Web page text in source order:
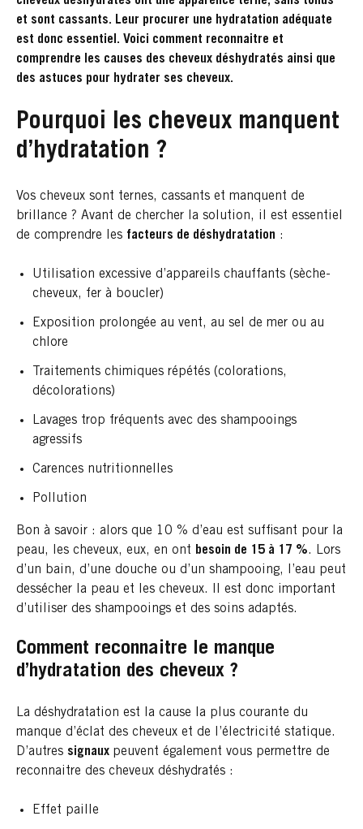
et sont cassants. Leur procurer une hydratation adéquate
est donc essentiel. Voici comment reconnaitre et
comprendre les causes des cheveux déshydratés ainsi que
des astuces pour hydrater ses cheveux.
Pourquoi les cheveux manquent
d’hydratation ?
Vos cheveux sont ternes, cassants et manquent de
brillance ? Avant de chercher la solution, il est essentiel
de comprendre les facteurs de déshydratation :
Utilisation excessive d’appareils chauffants (sèche-
cheveux, fer à boucler)
Exposition prolongée au vent, au sel de mer ou au
chlore
Traitements chimiques répétés (colorations,
décolorations)
Lavages trop fréquents avec des shampooings
agressifs
Carences nutritionnelles
Pollution
Bon à savoir : alors que 10 % d’eau est suffisant pour la
peau, les cheveux, eux, en ont besoin de 15 à 17 %. Lors
d’un bain, d’une douche ou d’un shampooing, l’eau peut
dessécher la peau et les cheveux. Il est donc important
d’utiliser des shampooings et des soins adaptés.
Comment reconnaitre le manque
d’hydratation des cheveux ?
La déshydratation est la cause la plus courante du
manque d’éclat des cheveux et de l’électricité statique.
D’autres signaux peuvent également vous permettre de
reconnaitre des cheveux déshydratés :
Effet paille